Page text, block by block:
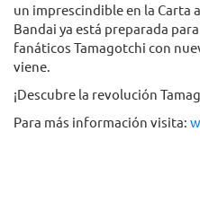
un imprescindible en la Carta
Bandai ya está preparada
fanáticos Tamagotchi con
viene.
¡Descubre la revolución
Para más información visita: